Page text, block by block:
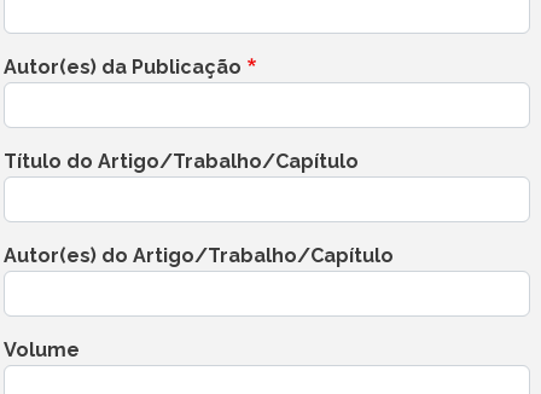
Autor(es) da Publicação
Título do Artigo/Trabalho/Capítulo
Autor(es) do Artigo/Trabalho/Capítulo
Volume